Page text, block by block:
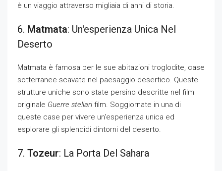
è un viaggio attraverso migliaia di anni di storia.
6. Matmata: Un'esperienza Unica Nel
Deserto
Matmata è famosa per le sue abitazioni troglodite, case
sotterranee scavate nel paesaggio desertico. Queste
strutture uniche sono state persino descritte nel film
originale Guerre stellari film. Soggiornate in una di
queste case per vivere un'esperienza unica ed
esplorare gli splendidi dintorni del deserto.
7. Tozeur: La Porta Del Sahara